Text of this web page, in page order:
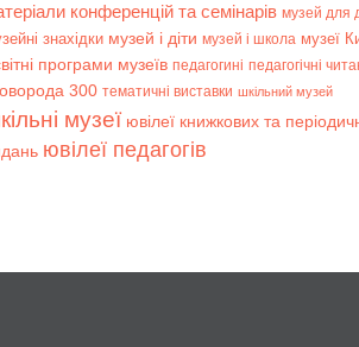
конференцій та семінарів музей для
знахідки музей і діти музей і школа музеї
програми музеїв педагогині педагогічні
300 тематичні виставки шкільний музей
музеї ювілеї книжкових та
ювілеї педагогів